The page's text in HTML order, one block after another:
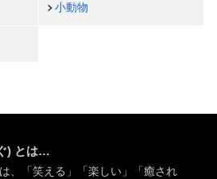
小動物
) とは…
、「笑える」「楽しい」「癒され